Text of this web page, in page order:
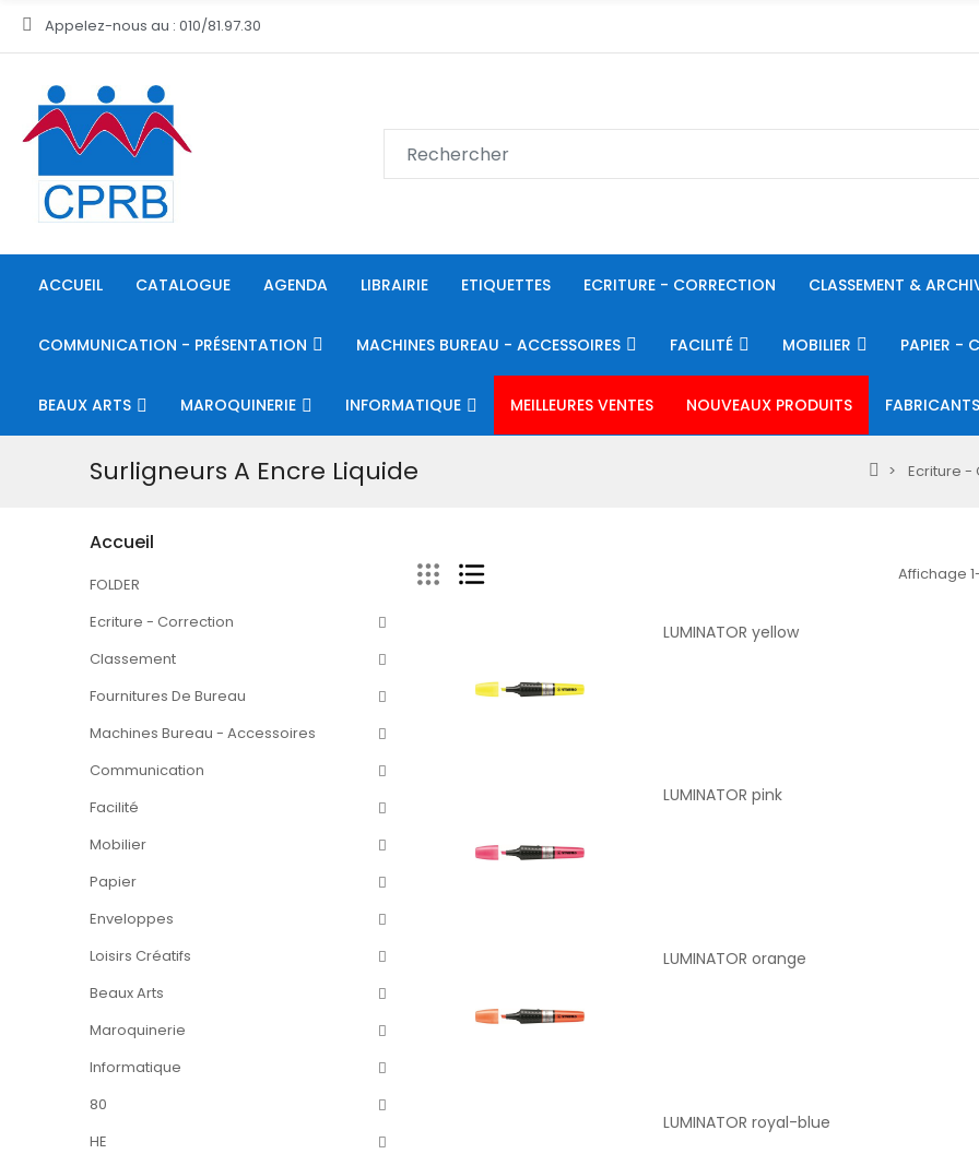
Appelez-nous au : 010/81.97.30
ACCUEIL CATALOGUE AGENDA LIBRAIRIE ETIQUETTES ECRITURE - CORRECTION CLASSEMENT &
COMMUNICATION - PRÉSENTATION MACHINES BUREAU - ACCESSOIRES FACILITÉ MOBILIER PAPIER -
BEAUX ARTS MAROQUINERIE INFORMATIQUE MEILLEURES VENTES NOUVEAUX PRODUITS FABRICANTS
Surligneurs A Encre Liquide Ecriture -
Accueil
FOLDER
Ecriture - Correction
Classement
Fournitures De Bureau
Machines Bureau - Accessoires
Communication
Facilité
Mobilier
Papier
Enveloppes
Loisirs Créatifs
Beaux Arts
Maroquinerie
Informatique
80
HE
Affichage
LUMINATOR yellow
LUMINATOR pink
LUMINATOR orange
LUMINATOR royal-blue